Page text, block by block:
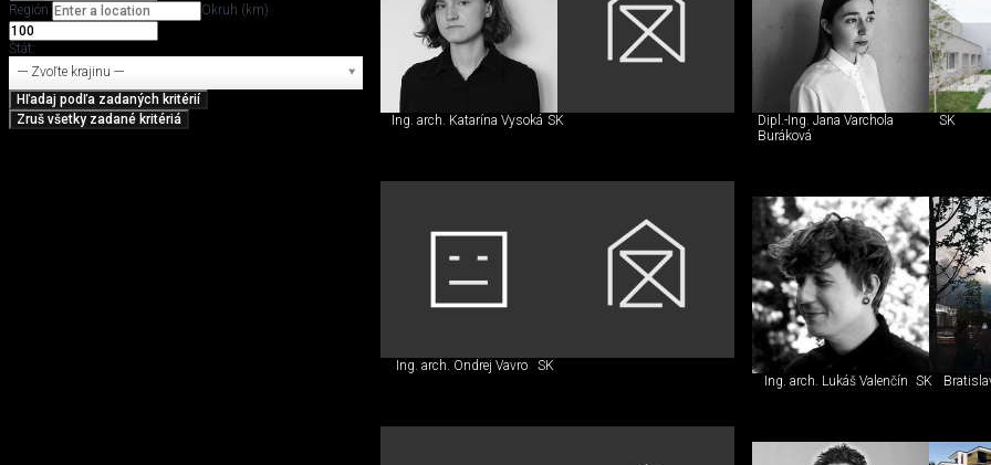
Región: Okruh (km):
Štát:
--- Zvoľte krajinu ---
Ing. arch. Katarína Vysoká SK
Dipl.-Ing. Jana Varchola
Buráková
SK
Ing. arch. Ondrej Vavro
SK
Ing. arch. Lukáš Valenčín SK